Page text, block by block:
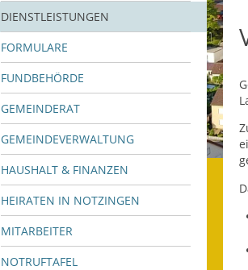
DIENSTLEISTUNGEN
FORMULARE
FUNDBEHÖRDE
GEMEINDERAT
GEMEINDEVERWALTUNG
HAUSHALT & FINANZEN
HEIRATEN IN NOTZINGEN
MITARBEITER
NOTRUFTAFEL